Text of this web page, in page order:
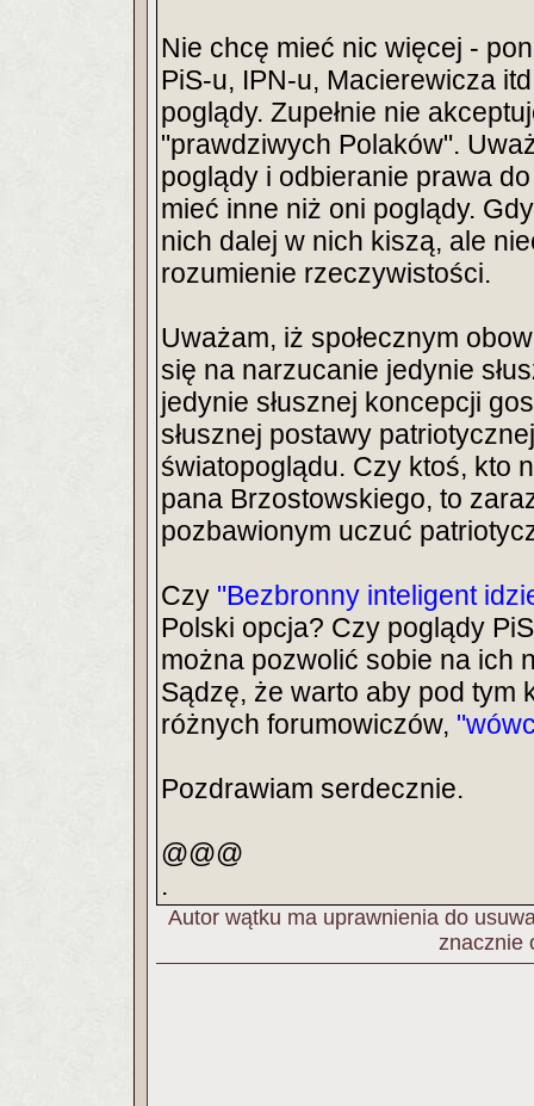
Nie chcę mieć nic więcej -
PiS-u, IPN-u, Macierewicza
poglądy. Zupełnie nie
"prawdziwych Polaków".
poglądy i odbieranie prawa
mieć inne niż oni poglądy.
nich dalej w nich kiszą, ale
rozumienie rzeczywistości.
Uważam, iż społecznym
się na narzucanie jedynie
jedynie słusznej koncepcji
słusznej postawy
światopoglądu. Czy ktoś, kto
pana Brzostowskiego, to
pozbawionym uczuć
Czy "Bezbronny inteligent
Polski opcja? Czy poglądy
można pozwolić sobie na ich
Sądzę, że warto aby pod tym
różnych forumowiczów,
Pozdrawiam serdecznie.
@@@
.
Autor wątku ma uprawnienia do
znacznie